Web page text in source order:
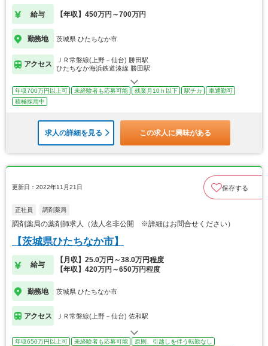
給与 【年収】450万円～700万円
勤務地 茨城県 ひたちなか市
アクセス
ＪＲ常磐線(上野－仙台) 勝田駅
ひたちなか海浜鉄道湊線 勝田駅
年収700万円以上可 未経験者も応募可能 残業月10ｈ以下 駅チカ
車通勤可
積極採用中
求人の詳細を見る この求人に興味がある
更新日：2022年11月21日 保存する
正社員 調剤薬局
調剤薬局の薬剤師求人（法人名非公開 ※詳細はお問合せください）
【茨城県ひたちなか市】
給与
【月収】25.0万円～38.0万円程度
【年収】420万円～650万円程度
勤務地 茨城県 ひたちなか市
アクセス ＪＲ常磐線(上野－仙台) 佐和駅
年収650万円以上可 未経験者も応募可能
原則、引越しを伴う転勤なし